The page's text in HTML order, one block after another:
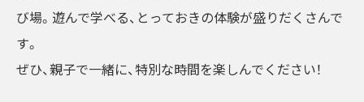
び場。遊んで学べる、とっておきの体験が盛りだくさんで
す。
ぜひ、親子で一緒に、特別な時間を楽しんでください！